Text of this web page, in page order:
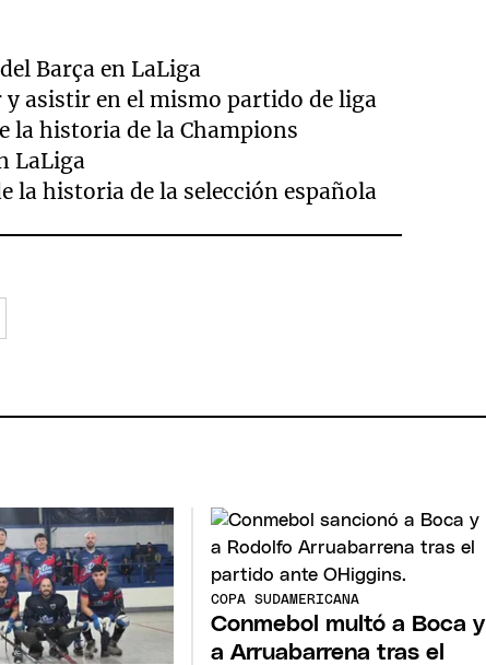
Barça en LaLiga
y asistir en el mismo partido de liga
la historia de la Champions
LaLiga
la historia de la selección española
COPA SUDAMERICANA
Conmebol multó a Boca y
a Arruabarrena tras el